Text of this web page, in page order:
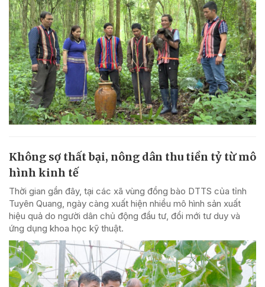
Không sợ thất bại, nông dân thu tiền tỷ từ mô
hình kinh tế
Thời gian gần đây, tại các xã vùng đồng bào DTTS của tỉnh
Tuyên Quang, ngày càng xuất hiện nhiều mô hình sản xuất
hiệu quả do người dân chủ động đầu tư, đổi mới tư duy và
ứng dụng khoa học kỹ thuật.